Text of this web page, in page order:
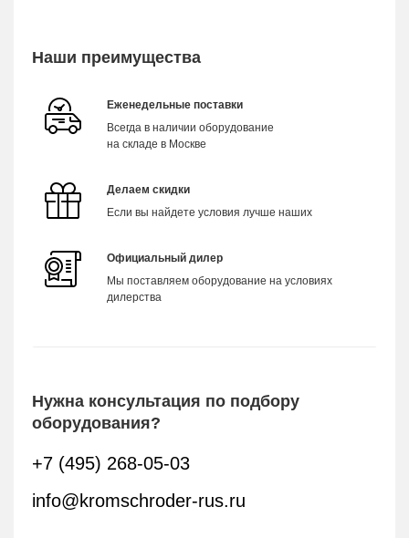
Наши преимущества
Еженедельные поставки
Всегда в наличии оборудование
на складе в Москве
Делаем скидки
Если вы найдете условия лучше наших
Официальный дилер
Мы поставляем оборудование на условиях
дилерства
Нужна консультация по подбору
оборудования?
+7 (495) 268-05-03
info@kromschroder-rus.ru